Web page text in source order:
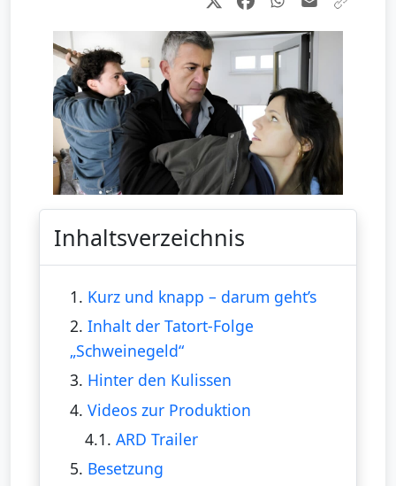
Inhaltsverzeichnis
1. Kurz und knapp – darum geht’s
2. Inhalt der Tatort-Folge
„Schweinegeld“
3. Hinter den Kulissen
4. Videos zur Produktion
4.1.ARD Trailer
5. Besetzung